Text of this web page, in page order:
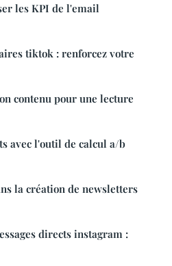
les KPI de l'email
tiktok : renforcez votre
contenu pour une lecture
avec l'outil de calcul a/b
la création de newsletters
directs instagram :